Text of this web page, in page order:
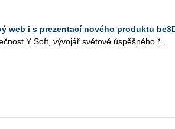
web i s prezentací nového produktu
Y Soft, vývojář světově úspěšného ř...